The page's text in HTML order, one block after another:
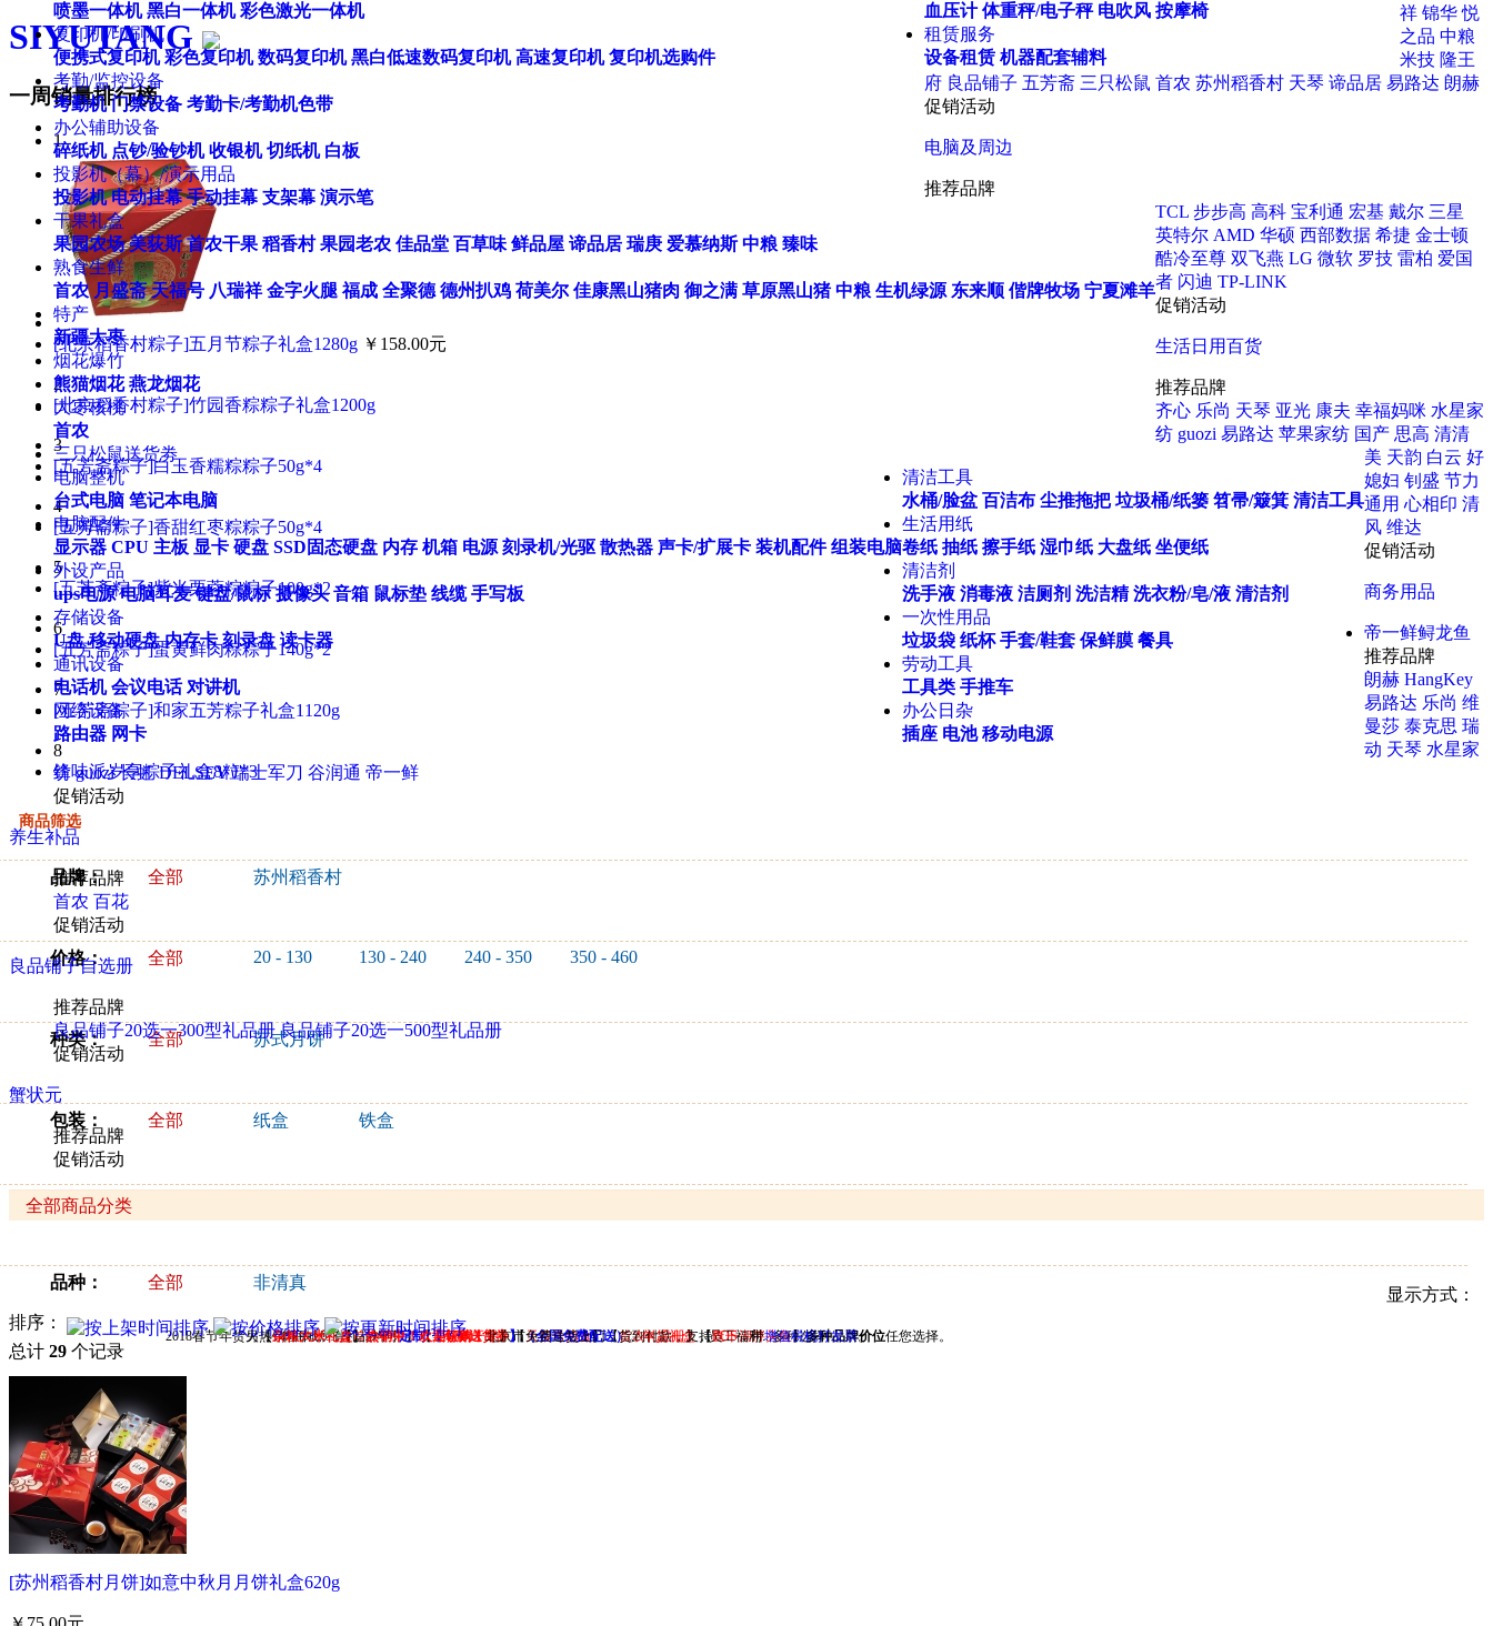
喷墨一体机 黑白一体机 彩色激光一体机
复印机/印刷机
便携式复印机 彩色复印机 数码复印机 黑白低速数码复印机 高速复印机 复印机选购件
考勤/监控设备
考勤机 门禁设备 考勤卡/考勤机色带
办公辅助设备
碎纸机 点钞/验钞机 收银机 切纸机 白板
投影机（幕）/演示用品
投影机 电动挂幕 手动挂幕 支架幕 演示笔
血压计 体重秤/电子秤 电吹风 按摩椅
租赁服务
设备租赁 机器配套辅料
干果礼盒
果园农场 美荻斯 首农干果 稻香村 果园老农 佳品堂 百草味 鲜品屋 谛品居 瑞庚 爱慕纳斯 中粮 臻味
熟食生鲜
首农 月盛斋 天福号 八瑞祥 金字火腿 福成 全聚德 德州扒鸡 荷美尔 佳康黑山猪肉 御之满 草原黑山猪 中粮 生机绿源 东来顺 偕牌牧场 宁夏滩羊
特产
新疆大枣
烟花爆竹
熊猫烟花 燕龙烟花
大枣核桃
首农
三只松鼠送货劵
祥 锦华 悦
之品 中粮
米技 隆王
府 良品铺子 五芳斋 三只松鼠 首农 苏州稻香村 天琴 谛品居 易路达 朗赫
促销活动
电脑及周边
电脑整机
台式电脑 笔记本电脑
电脑配件
显示器 CPU 主板 显卡 硬盘 SSD固态硬盘 内存 机箱 电源 刻录机/光驱 散热器 声卡/扩展卡 装机配件 组装电脑
外设产品
ups电源 电脑耳麦 键盘/鼠标 摄像头 音箱 鼠标垫 线缆 手写板
存储设备
U盘 移动硬盘 内存卡 刻录盘 读卡器
通讯设备
电话机 会议电话 对讲机
网络设备
路由器 网卡
推荐品牌
TCL 步步高 高科 宝利通 宏基 戴尔 三星
英特尔 AMD 华硕 西部数据 希捷 金士顿
酷冷至尊 双飞燕 LG 微软 罗技 雷柏 爱国
者 闪迪 TP-LINK
促销活动
生活日用百货
清洁工具
水桶/脸盆 百洁布 尘推拖把 垃圾桶/纸篓 笤帚/簸箕 清洁工具
生活用纸
卷纸 抽纸 擦手纸 湿巾纸 大盘纸 坐便纸
清洁剂
洗手液 消毒液 洁厕剂 洗洁精 洗衣粉/皂/液 清洁剂
一次性用品
垃圾袋 纸杯 手套/鞋套 保鲜膜 餐具
劳动工具
工具类 手推车
办公日杂
插座 电池 移动电源
推荐品牌
齐心 乐尚 天琴 亚光 康夫 幸福妈咪 水星家
纺 guozi 易路达 苹果家纺 国产 思高 清清
美 天韵 白云 好
媳妇 钊盛 节力
通用 心相印 清
风 维达
促销活动
商务用品
帝一鲜鲟龙鱼
推荐品牌
朗赫 HangKey
易路达 乐尚 维
曼莎 泰克思 瑞
动 天琴 水星家
纺 guozi 长虹 DELSEY 瑞士军刀 谷润通 帝一鲜
促销活动
养生补品
推荐品牌
首农 百花
促销活动
良品铺子自选册
推荐品牌
良品铺子20选一300型礼品册 良品铺子20选一500型礼品册
促销活动
蟹状元
推荐品牌
促销活动
全部商品分类
SIYUTANG
一周销量排行榜
1
[北京稻香村粽子]五月节粽子礼盒1280g ￥158.00元
2
[北京稻香村粽子]竹园香粽粽子礼盒1200g
3
[五芳斋粽子]白玉香糯粽粽子50g*4
4
[五芳斋粽子]香甜红枣粽粽子50g*4
5
[五芳斋粽子]紫米栗蓉粽粽子100g*2
6
[五芳斋粽子]蛋黄鲜肉粽粽子140g*2
7
[五芳斋粽子]和家五芳粽子礼盒1120g
8
锋味派岁享粽子礼盒8粒*3
商品筛选
品牌： 全部 苏州稻香村
价格： 全部 20 - 130 130 - 240 240 - 350 350 - 460
种类： 全部 苏式月饼
包装： 全部 纸盒 铁盒
馅料：
品种： 全部 非清真
2018春节年货火热销售中……【首农干果】【美荻斯干果】【天福号熟食】【首农礼品册】【查干湖胖头鱼】多种品牌价位任您选择。
本商城所有礼品均可定制 【海鲜送货券】（全国免费配送）。年货礼盒，员工福利...多种选择
另【杂粮大米礼盒】热销中！欢迎订购！北京市免费送货上门，货到付款，支持POS，带增值税机打发票。
排序：
显示方式：
总计 29 个记录
[苏州稻香村月饼]如意中秋月月饼礼盒620g